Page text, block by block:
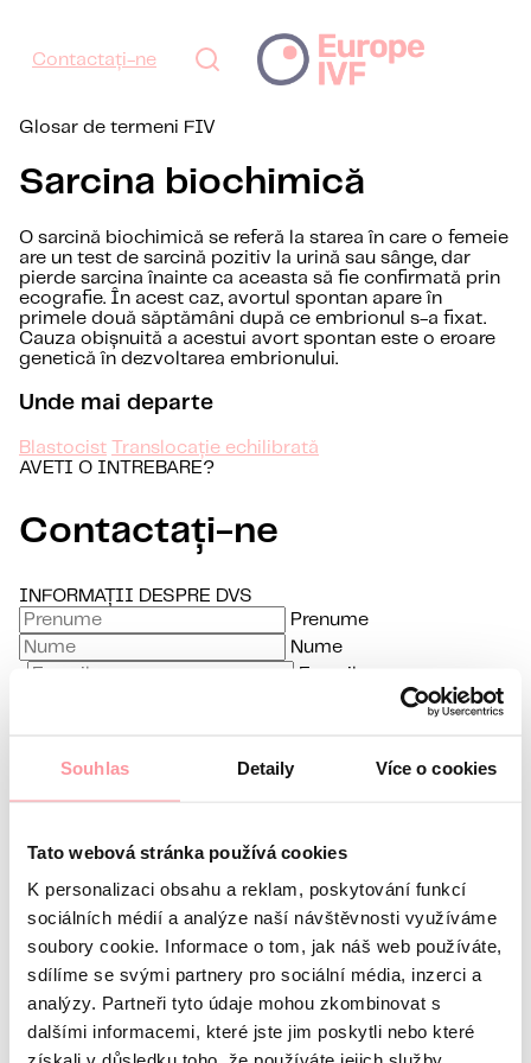
Souhlas Detaily Více o cookies
Tato webová stránka používá cookies
K personalizaci obsahu a reklam, poskytování funkcí
sociálních médií a analýze naší návštěvnosti využíváme
soubory cookie. Informace o tom, jak náš web používáte,
sdílíme se svými partnery pro sociální média, inzerci a
analýzy. Partneři tyto údaje mohou zkombinovat s
dalšími informacemi, které jste jim poskytli nebo které
Contactați-ne
Glosar de termeni FIV
Sarcina biochimică
O sarcină biochimică se referă la starea în care o femeie
are un test de sarcină pozitiv la urină sau sânge, dar
pierde sarcina înainte ca aceasta să fie confirmată prin
ecografie. În acest caz, avortul spontan apare în
primele două săptămâni după ce embrionul s-a fixat.
Cauza obișnuită a acestui avort spontan este o eroare
genetică în dezvoltarea embrionului.
Unde mai departe
Blastocist
Translocație echilibrată
AVETI O INTREBARE?
Contactați-ne
INFORMAȚII DESPRE DVS
Prenume
Nume
E-mail
Sunt interesat de
fie teamă să ne întrebați nimic
Toate comunicările sunt criptate folosind SSL și
Politica de Confidențialitate